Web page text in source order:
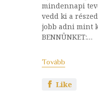
mindennapi
vedd ki a
jobb adni mint
BENNÜNKET:…
Tovább
Like